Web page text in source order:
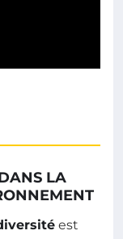
LA
est